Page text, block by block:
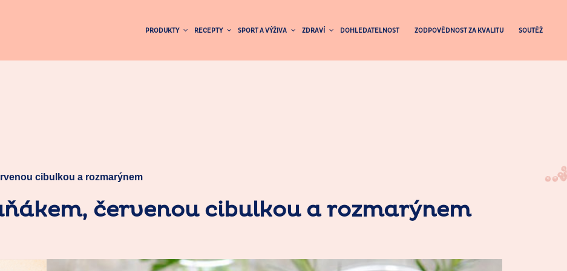
PRODUKTY RECEPTY SPORT A VÝŽIVA ZDRAVÍ DOHLEDATELNOST ZODPOVĚDNOST ZA KVALITU SOUTĚŽ
cibulkou a rozmarýnem
červenou cibulkou a rozmarýnem